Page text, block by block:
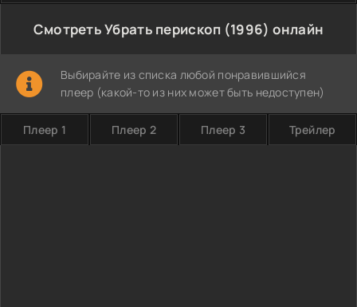
Смотреть Убрать перископ (1996) онлайн
Выбирайте из списка любой понравившийся
плеер (какой-то из них может быть недоступен)
Плеер 1 Плеер 2 Плеер 3 Трейлер